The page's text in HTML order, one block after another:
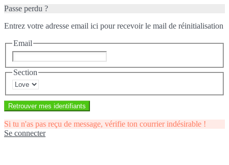
Passe perdu ?
Entrez votre adresse email ici pour recevoir le mail de réinitialisation
Email
Section
Retrouver mes identifiants
Si tu n'as pas reçu de message, vérifie ton courrier indésirable !
Se connecter